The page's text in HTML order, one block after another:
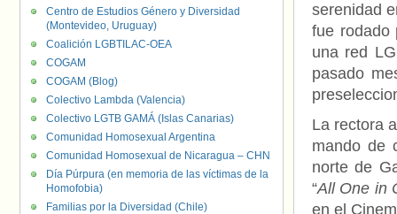
serenidad
fue rodado
una red
pasado
La rectora
mando de
norte de
“All One in
en el
Centro de Estudios Género y Diversidad
(Montevideo, Uruguay)
Coalición LGBTILAC-OEA
COGAM
COGAM (Blog)
Colectivo Lambda (Valencia)
Colectivo LGTB GAMÁ (Islas Canarias)
Comunidad Homosexual Argentina
Comunidad Homosexual de Nicaragua – CHN
Día Púrpura (en memoria de las víctimas de la
Homofobia)
Familias por la Diversidad (Chile)